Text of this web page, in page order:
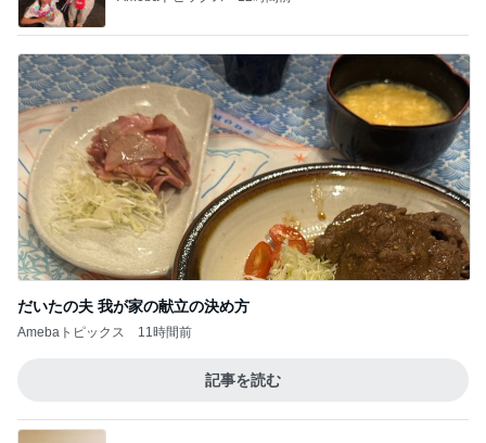
Amebaトピックス
記事を読む
自分のお金を取り戻すための超手間
Amebaトピックス 10時間前
ジャンル人気記事ランキング
ヨーロッパからお届け
いすゞD-Maxに乗ってきた